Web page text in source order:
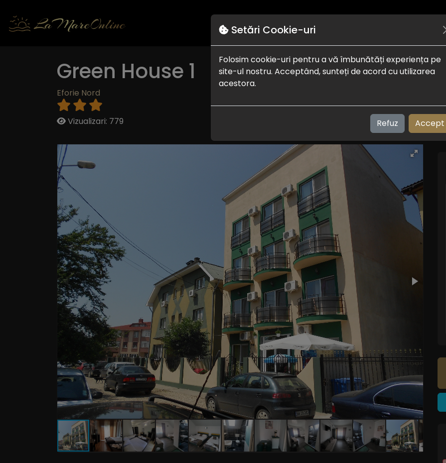
Autentificare Puncte de interes
Green House 1
Eforie Nord
Vizualizari: 779
Setări Cookie-uri
Folosim cookie-uri pentru a vă îmbunătăți experiența pe
site-ul nostru. Acceptând, sunteți de acord cu utilizarea
acestora.
Refuz Accept